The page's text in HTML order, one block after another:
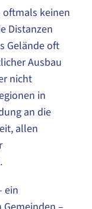
oftmals keinen
Distanzen
Gelände oft
Ausbau
nicht
in
an die
allen
ein